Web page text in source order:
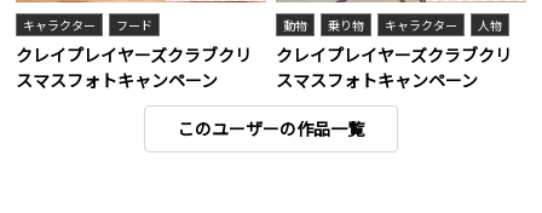
キャラクター フード
クレイプレイヤーズクラブクリ
スマスフォトキャンペーン
動物 乗り物 キャラクター 人物
クレイプレイヤーズクラブクリ
スマスフォトキャンペーン
このユーザーの作品一覧